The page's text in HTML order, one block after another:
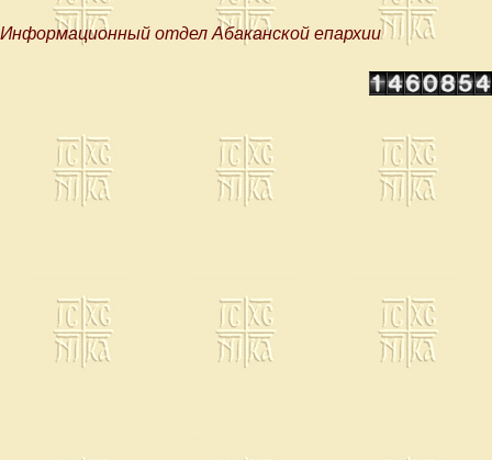
Информационный отдел Абаканской епархии